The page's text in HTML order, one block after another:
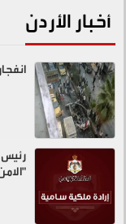
أخبار الأردن